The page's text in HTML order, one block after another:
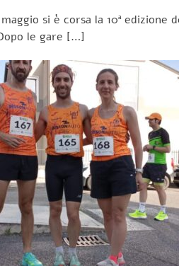
maggio si è corsa la 10ª
le gare […]